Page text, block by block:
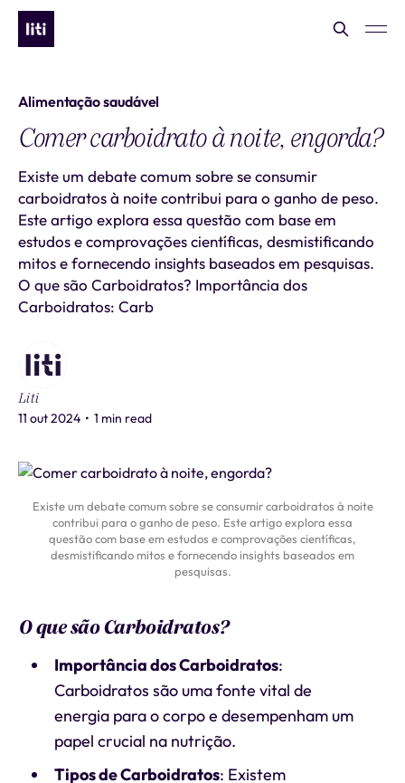
Alimentação saudável
Comer carboidrato à noite, engorda?
Existe um debate comum sobre se consumir
carboidratos à noite contribui para o ganho de peso.
Este artigo explora essa questão com base em
estudos e comprovações científicas, desmistificando
mitos e fornecendo insights baseados em pesquisas.
O que são Carboidratos? Importância dos
Carboidratos: Carb
Liti
11 out 2024 • 1 min read
Existe um debate comum sobre se consumir carboidratos à noite
contribui para o ganho de peso. Este artigo explora essa
questão com base em estudos e comprovações científicas,
desmistificando mitos e fornecendo insights baseados em
pesquisas.
O que são Carboidratos?
Importância dos Carboidratos:
Carboidratos são uma fonte vital de
energia para o corpo e desempenham um
papel crucial na nutrição.
Tipos de Carboidratos: Existem